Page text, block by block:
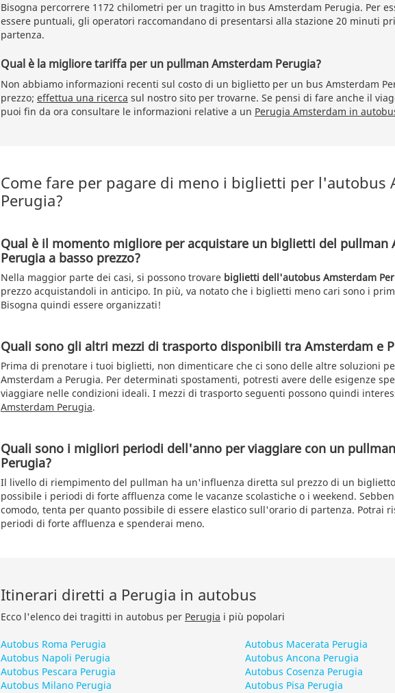
Bisogna percorrere 1172 chilometri per un tragitto in bus Amsterdam Perugia. Per
essere puntuali, gli operatori raccomandano di presentarsi alla stazione 20 minuti
partenza.
Qual è la migliore tariffa per un pullman Amsterdam Perugia?
Non abbiamo informazioni recenti sul costo di un biglietto per un bus Amsterdam
prezzo; effettua una ricerca sul nostro sito per trovarne. Se pensi di fare anche il
puoi fin da ora consultare le informazioni relative a un Perugia Amsterdam in
Come fare per pagare di meno i biglietti per l'autobus
Perugia?
Qual è il momento migliore per acquistare un biglietti del pullman
Perugia a basso prezzo?
Nella maggior parte dei casi, si possono trovare biglietti dell'autobus Amsterdam
prezzo acquistandoli in anticipo. In più, va notato che i biglietti meno cari sono i
Bisogna quindi essere organizzati!
Quali sono gli altri mezzi di trasporto disponibili tra Amsterdam e
Prima di prenotare i tuoi biglietti, non dimenticare che ci sono delle altre soluzioni
Amsterdam a Perugia. Per determinati spostamenti, potresti avere delle esigenze
viaggiare nelle condizioni ideali. I mezzi di trasporto seguenti possono quindi
Amsterdam Perugia.
Quali sono i migliori periodi dell'anno per viaggiare con un
Perugia?
Il livello di riempimento del pullman ha un'influenza diretta sul prezzo di un
possibile i periodi di forte affluenza come le vacanze scolastiche o i weekend.
comodo, tenta per quanto possibile di essere elastico sull'orario di partenza. Potrai
periodi di forte affluenza e spenderai meno.
Itinerari diretti a Perugia in autobus
Ecco l'elenco dei tragitti in autobus per Perugia i più popolari
Autobus Roma Perugia
Autobus Napoli Perugia
Autobus Pescara Perugia
Autobus Milano Perugia
Autobus Macerata Perugia
Autobus Ancona Perugia
Autobus Cosenza Perugia
Autobus Pisa Perugia